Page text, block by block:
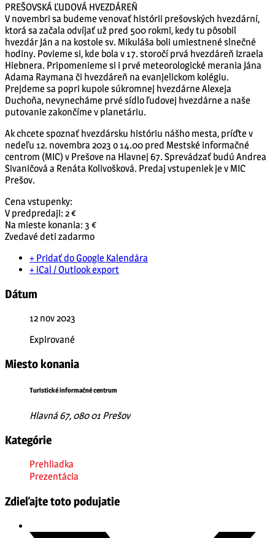
PREŠOVSKÁ ĽUDOVÁ HVEZDÁREŇ
V novembri sa budeme venovať histórii prešovských hvezdární,
ktorá sa začala odvíjať už pred 500 rokmi, kedy tu pôsobil
hvezdár Ján a na kostole sv. Mikuláša boli umiestnené slnečné
hodiny. Povieme si, kde bola v 17. storočí prvá hvezdáreň Izraela
Hiebnera. Pripomenieme si i prvé meteorologické merania Jána
Adama Raymana či hvezdáreň na evanjelickom kolégiu.
Prejdeme sa popri kupole súkromnej hvezdárne Alexeja
Duchoňa, nevynecháme prvé sídlo ľudovej hvezdárne a naše
putovanie zakončíme v planetáriu.
Ak chcete spoznať hvezdársku históriu nášho mesta, príďte v
nedeľu 12. novembra 2023 o 14.00 pred Mestské informačné
centrom (MIC) v Prešove na Hlavnej 67. Sprevádzať budú Andrea
Sivaničová a Renáta Kolivošková. Predaj vstupeniek je v MIC
Prešov.
Cena vstupenky:
V predpredaji: 2 €
Na mieste konania: 3 €
Zvedavé deti zadarmo
+ Pridať do Google Kalendára
+ iCal / Outlook export
Dátum
12 nov 2023
Expirované
Miesto konania
Turistické informačné centrum
Hlavná 67, 080 01 Prešov
Kategórie
Prehliadka
Prezentácia
Zdieľajte toto podujatie